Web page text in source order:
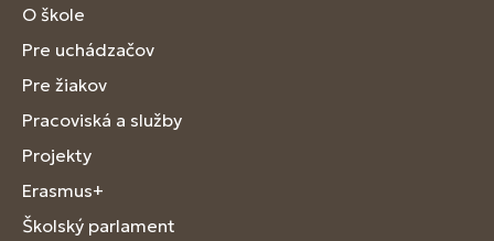
O škole
Pre uchádzačov
Pre žiakov
Pracoviská a služby
Projekty
Erasmus+
Školský parlament